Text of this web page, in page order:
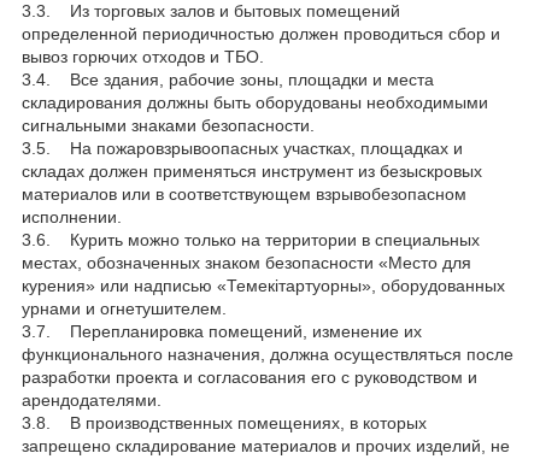
3.3. Из торговых залов и бытовых помещений
определенной периодичностью должен проводиться сбор и
вывоз горючих отходов и ТБО.
3.4. Все здания, рабочие зоны, площадки и места
складирования должны быть оборудованы необходимыми
сигнальными знаками безопасности.
3.5. На пожаровзрывоопасных участках, площадках и
складах должен применяться инструмент из безыскровых
материалов или в соответствующем взрывобезопасном
исполнении.
3.6. Курить можно только на территории в специальных
местах, обозначенных знаком безопасности «Место для
курения» или надписью «Темекітартуорны», оборудованных
урнами и огнетушителем.
3.7. Перепланировка помещений, изменение их
функционального назначения, должна осуществляться после
разработки проекта и согласования его с руководством и
арендодателями.
3.8. В производственных помещениях, в которых
запрещено складирование материалов и прочих изделий, не